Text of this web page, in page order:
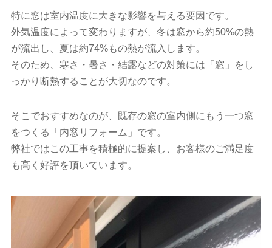
特に窓は室内温度に大きな影響を与える要因です。
外気温度によって変わりますが、冬は窓から約50%の熱
が流出し、夏は約74%もの熱が流入します。
そのため、寒さ・暑さ・結露などの対策には「窓」をし
っかり断熱することが大切なのです。
そこでおすすめなのが、既存の窓の室内側にもう一つ窓
をつくる「内窓リフォーム」です。
弊社ではこの工事を積極的に提案し、お客様のご満足度
も高く好評を頂いています。